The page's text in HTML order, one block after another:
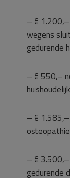
– € 1.200,–
wegens
gedurende
– € 550,–
– €
osteopathie
– € 3.500,–
gedurende